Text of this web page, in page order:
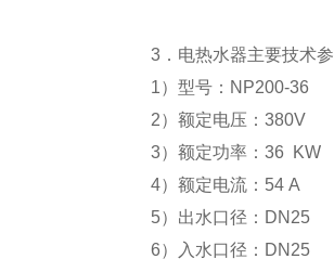
3．电热水器主要技术参
1）型号：NP200-36
2）额定电压：380V
3）额定功率：36 KW
4）额定电流：54 A
5）出水口径：DN25
6）入水口径：DN25